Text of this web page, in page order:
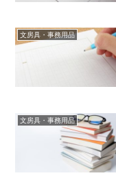
文房具・事務用品
文房具・事務用品